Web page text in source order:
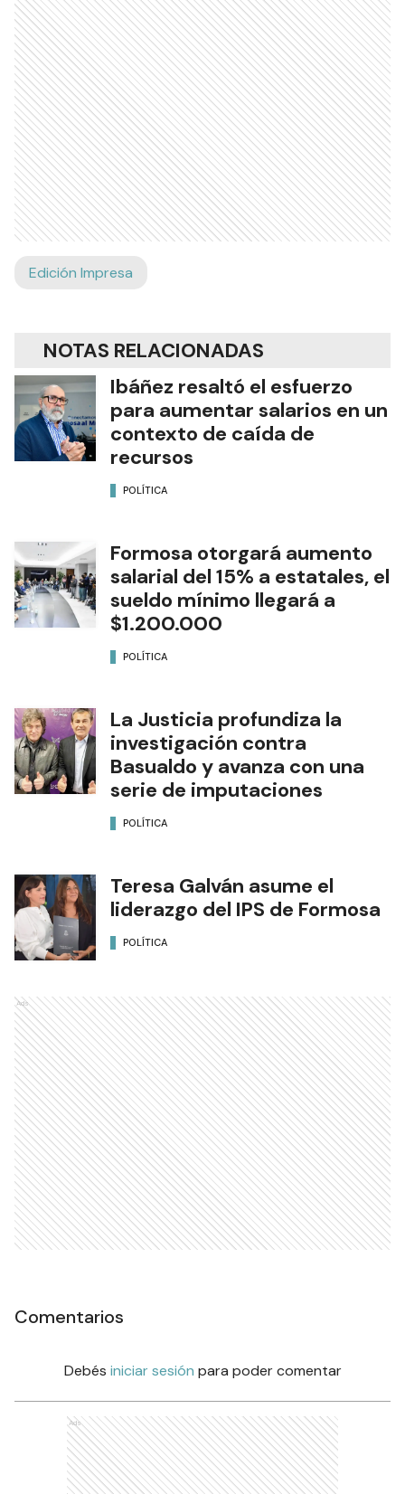
Edición Impresa
NOTAS RELACIONADAS
Ibáñez resaltó el esfuerzo
para aumentar salarios en un
contexto de caída de
recursos
POLÍTICA
Formosa otorgará aumento
salarial del 15% a estatales, el
sueldo mínimo llegará a
$1.200.000
POLÍTICA
La Justicia profundiza la
investigación contra
Basualdo y avanza con una
serie de imputaciones
POLÍTICA
Teresa Galván asume el
liderazgo del IPS de Formosa
POLÍTICA
Ads
Comentarios
Debés iniciar sesión para poder comentar
Ads